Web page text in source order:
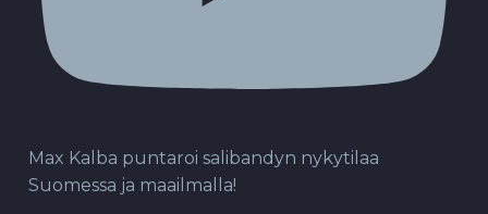
Max Kalba puntaroi salibandyn nykytilaa
Suomessa ja maailmalla!